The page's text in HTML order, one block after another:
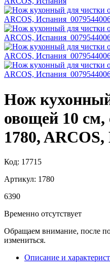
Нож
овощей 10 см,
1780,
Код: 17715
Артикул: 1780
6390
Временно отсутствует
Обращаем внимание, после
измениться.
Описание и